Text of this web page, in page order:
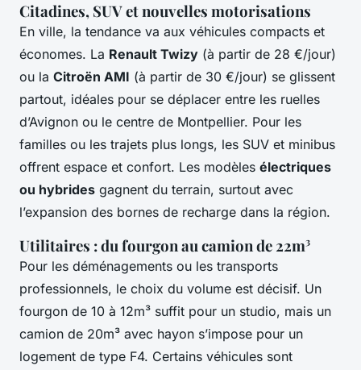
Citadines, SUV et nouvelles motorisations
En ville, la tendance va aux véhicules compacts et
économes. La Renault Twizy (à partir de 28 €/jour)
ou la Citroën AMI (à partir de 30 €/jour) se glissent
partout, idéales pour se déplacer entre les ruelles
d’Avignon ou le centre de Montpellier. Pour les
familles ou les trajets plus longs, les SUV et minibus
offrent espace et confort. Les modèles électriques
ou hybrides gagnent du terrain, surtout avec
l’expansion des bornes de recharge dans la région.
Utilitaires : du fourgon au camion de 22m³
Pour les déménagements ou les transports
professionnels, le choix du volume est décisif. Un
fourgon de 10 à 12m³ suffit pour un studio, mais un
camion de 20m³ avec hayon s’impose pour un
logement de type F4. Certains véhicules sont